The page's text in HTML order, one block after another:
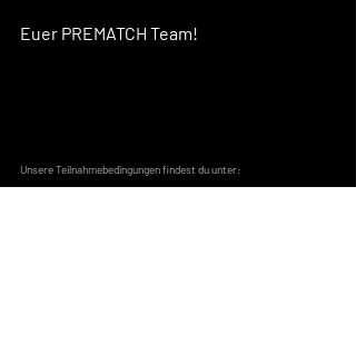
Euer PREMATCH Team!
Unsere Teilnahmebedingungen findest du unter: